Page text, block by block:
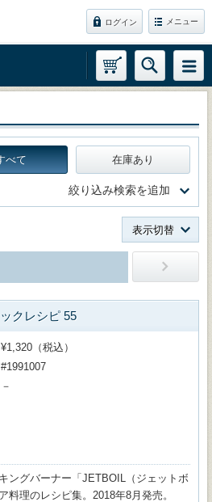
ログイン メニュー
べて 在庫あり
絞り込み検索を追加
表示切替
クレシピ 55
¥1,320（税込）
#1991007
－
ングバーナー「JETBOIL（ジェットボ
料理のレシピ集。2018年8月発売。